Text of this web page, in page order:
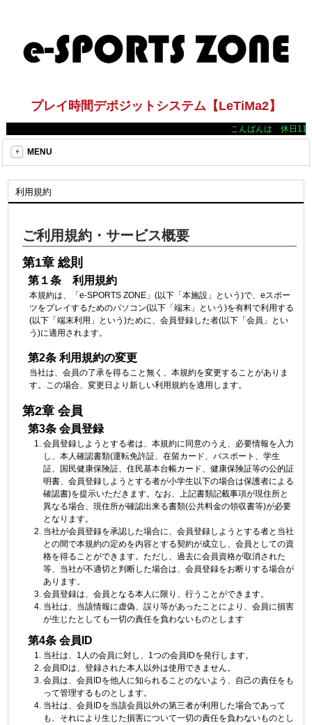
プレイ時間デポジットシステム【LeTiMa2】
こんばんは 休日11
MENU
利用規約
ご利用規約・サービス概要
第1章 総則
第１条 利用規約
本規約は、「e-SPORTS ZONE」(以下「本施設」という)で、eスポー
ツをプレイするためのパソコン(以下「端末」という)を有料で利用する
(以下「端末利用」という)ために、会員登録した者(以下「会員」とい
う)に適用されます。
第2条 利用規約の変更
当社は、会員の了承を得ること無く、本規約を変更することがありま
す。この場合、変更日より新しい利用規約を適用します。
第2章 会員
第3条 会員登録
会員登録しようとする者は、本規約に同意のうえ、必要情報を入力
し、本人確認書類(運転免許証、在留カード、パスポート、学生
証、国⺠健康保険証、住⺠基本台帳カード、健康保険証等の公的証
明書、会員登録しようとする者が小学生以下の場合は保護者による
確認書)を提示いただきます。なお、上記書類記載事項が現住所と
異なる場合、現住所が確認出来る書類(公共料金の領収書等)が必要
となります。
当社が会員登録を承認した場合に、会員登録しようとする者と当社
との間で本規約の定めを内容とする契約が成立し、会員としての資
格を得ることができます。ただし、過去に会員資格が取消された
等、当社が不適切と判断した場合は、会員登録をお断りする場合が
あります。
会員登録は、会員となる本人に限り、行うことができます。
当社は、当該情報に虚偽、誤り等があったことにより、会員に損害
が生じたとしても一切の責任を負わないものとします
第4条 会員ID
当社は、1人の会員に対し、1つの会員IDを発行します。
会員IDは、登録された本人以外は使用できません。
会員は、会員IDを他人に知られることのないよう、自己の責任をも
って管理するものとします。
当社は、会員IDを当該会員以外の第三者が利用した場合であって
も、それにより生じた損害について一切の責任を負わないものとし